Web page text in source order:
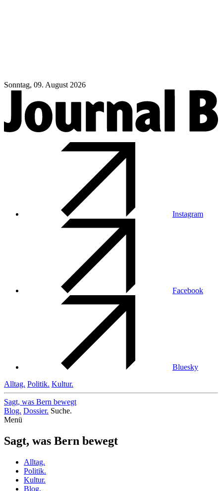
Sonntag, 09. August 2026
Instagram
Facebook
Bluesky
Alltag. Politik. Kultur.
Sagt, was Bern bewegt
Blog. Dossier. Suche.
Menü
Sagt, was Bern bewegt
Alltag.
Politik.
Kultur.
Blog.